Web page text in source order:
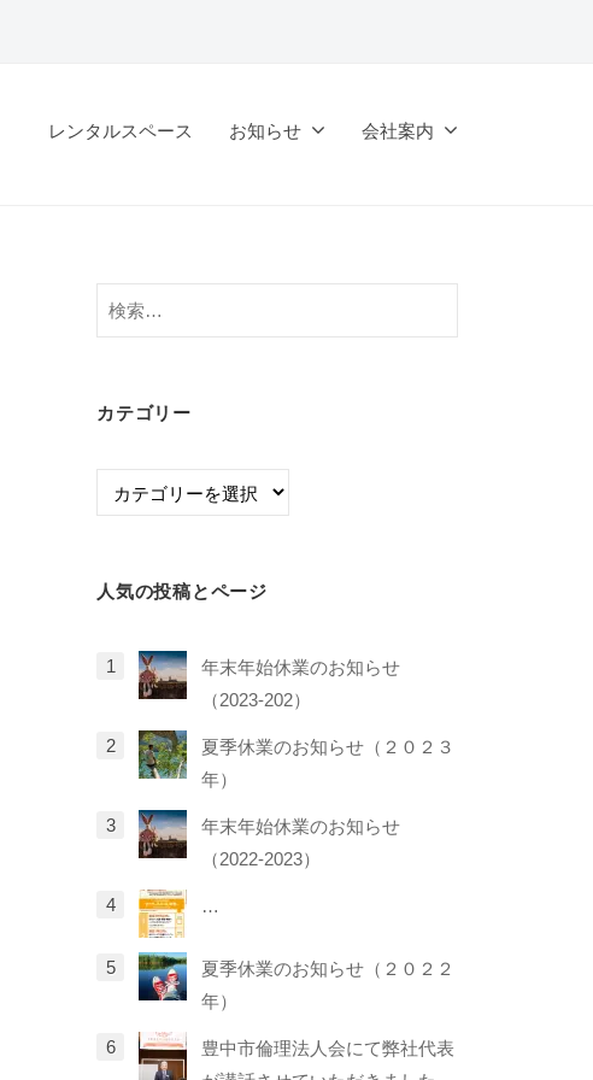
レンタルスペース お知らせ 会社案内
検
索:
カテゴリー
カ
ー
人気の投稿とページ
年末年始休業のお知らせ
（2023-202）
夏季休業のお知らせ（２０２３
年）
年末年始休業のお知らせ
（2022-2023）
…
夏季休業のお知らせ（２０２２
年）
豊中市倫理法人会にて弊社代表